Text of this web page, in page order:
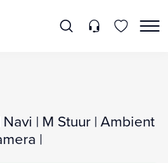
| M Stuur | Ambient
|